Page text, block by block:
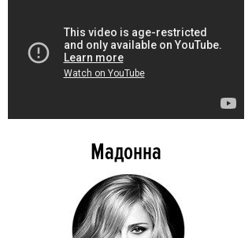
Мадонна